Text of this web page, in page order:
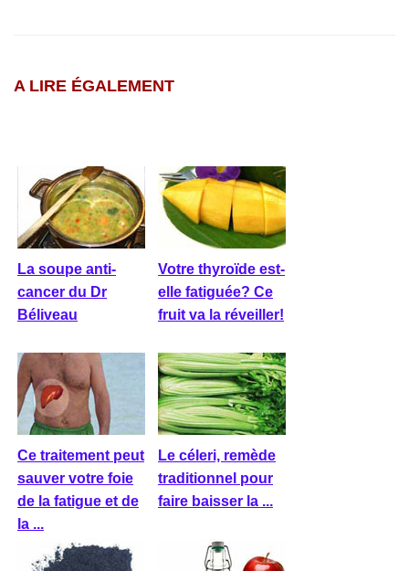
A LIRE ÉGALEMENT
La soupe anti-
cancer du Dr
Béliveau
Votre thyroïde est-
elle fatiguée? Ce
fruit va la réveiller!
Ce traitement peut
sauver votre foie
de la fatigue et de
la ...
Le céleri, remède
traditionnel pour
faire baisser la ...